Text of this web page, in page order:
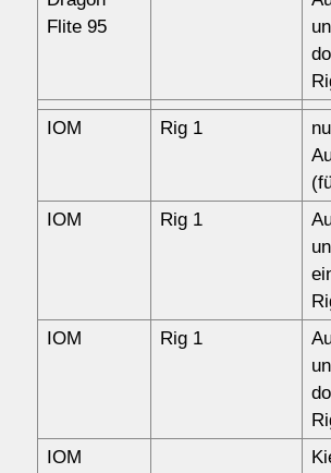
Flite 95
IOM Rig 1
IOM Rig 1
IOM Rig 1
IOM